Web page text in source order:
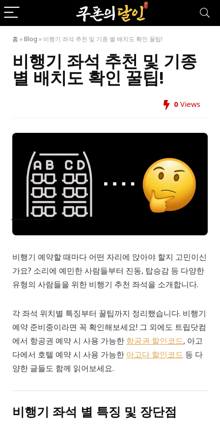
홈 » Blog » 비행기 좌석 추천 및 기종 별 배치도 확인 꿀팁!
비행기 좌석 추천 및 기종
별 배치도 확인 꿀팁!
0 Views
비행기 예약할 때마다 어떤 자리에 앉아야 할지 고민이신
가요? 소리에 예민한 사람들부터 진동, 탑승감 등 다양한
유형의 사람들을 위한 비행기 추천 좌석을 소개합니다.
각 좌석 위치별 특징부터 꿀팁까지 정리했습니다. 비행기
예약 준비중이라면 꼭 확인해보세요! 그 외에도 트립닷컴
에서 항공권 예약 시 사용 가능한 항공권 할인코드, 아고
다에서 호텔 예약 시 사용 가능한 아고다 할인코드 등 다
양한 글들도 함께 읽어보세요.
비행기 좌석 별 특징 및 장단점